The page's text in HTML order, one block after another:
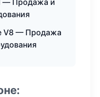
— Продажа и
V8 — Продажа